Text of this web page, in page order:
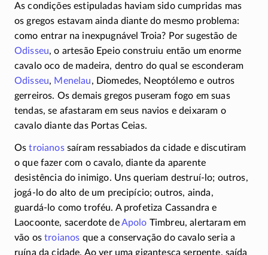
As condições estipuladas haviam sido cumpridas mas
os gregos estavam ainda diante do mesmo problema:
como entrar na inexpugnável Troia? Por sugestão de
Odisseu, o artesão Epeio construiu então um enorme
cavalo oco de madeira, dentro do qual se esconderam
Odisseu, Menelau, Diomedes, Neoptólemo e outros
gerreiros. Os demais gregos puseram fogo em suas
tendas, se afastaram em seus navios e deixaram o
cavalo diante das Portas Ceias.
Ostroianossaíram ressabiados da cidade e discutiram
o que fazer com o cavalo, diante da aparente
desistência do inimigo. Uns queriam destruí-lo; outros,
jogá-lo do alto de um precipício; outros, ainda,
guardá-lo como troféu. A profetiza Cassandra e
Laocoonte, sacerdote deApolo Timbreu, alertaram em
vão ostroianos que a conservação do cavalo seria a
ruína da cidade. Ao ver uma gigantesca serpente, saída